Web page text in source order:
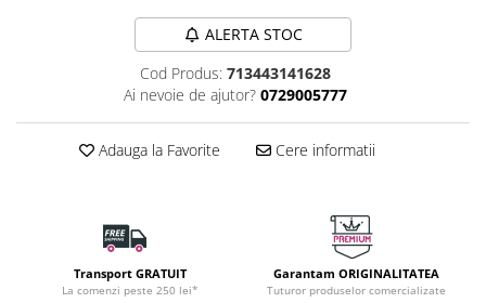
ALERTA STOC
Cod Produs: 713443141628
Ai nevoie de ajutor? 0729005777
Adauga la Favorite Cere informatii
Transport GRATUIT
La comenzi peste 250 lei*
Garantam ORIGINALITATEA
Tuturor produselor comercializate